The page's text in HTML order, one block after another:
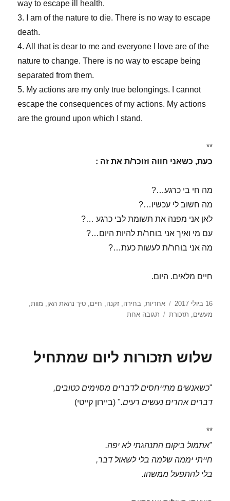
way to escape ill health.
3. I am of the nature to die. There is no way to escape
death.
4. All that is dear to me and everyone I love are of the
nature to change. There is no way to escape being
separated from them.
5. My actions are my only true belongings. I cannot
escape the consequences of my actions. My actions
are the ground upon which I stand.
**
כעת, כשאני חווה וזוכר/ת את זה :
מה חי בי כרגע…?
מה חשוב לי עכשיו…?
לאן אני מפנה את תשומת לבי כרגע …?
עם מי ואיך אני בוחר/ת להיות היום…?
מה אני בוחר/ת לעשות כעת…?
חיים מלאים. היום.
פורסם
בתאריך
16 ביולי 2017 תגיות
אחריות,בחירה,זקנה, חיים,טיך נהאת האן, מוות,
מעשים, תזכורת תגובה אחתעל
לשכוח
שלוש תזכורות ליום שמתחיל
"כשאנשים מתייחסים לדברים מסוימים כטובים,
דברים אחרים נעשים רעים." (ביירון קייטי)
**
"אתמול ביקום התנהגתי לא יפה.
חייתי יממה שלמה בלי לשאול דבר,
בלי להתפעל ממשהו.